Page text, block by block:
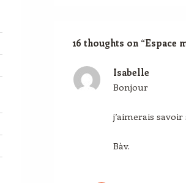
16 thoughts on “Espace
Isabelle
Bonjour
j’aimerais
Bàv.